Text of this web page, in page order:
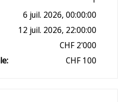
6 juil. 2026, 00:00:00
12 juil. 2026, 22:00:00
CHF 2'000
CHF 100